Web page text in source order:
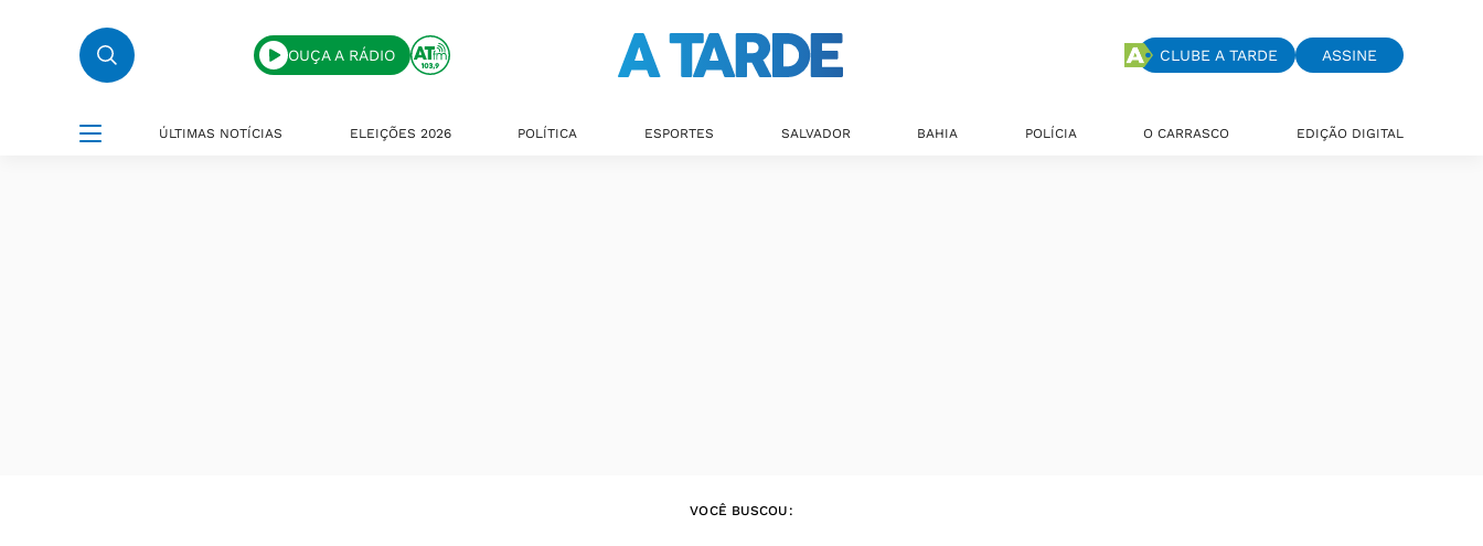
OUÇA A RÁDIO CLUBE A TARDE ASSINE
ÚLTIMAS NOTÍCIAS ELEIÇÕES 2026 POLÍTICA ESPORTES SALVADOR BAHIA POLÍCIA O CARRASCO EDIÇÃO DIGITAL
VOCÊ BUSCOU: